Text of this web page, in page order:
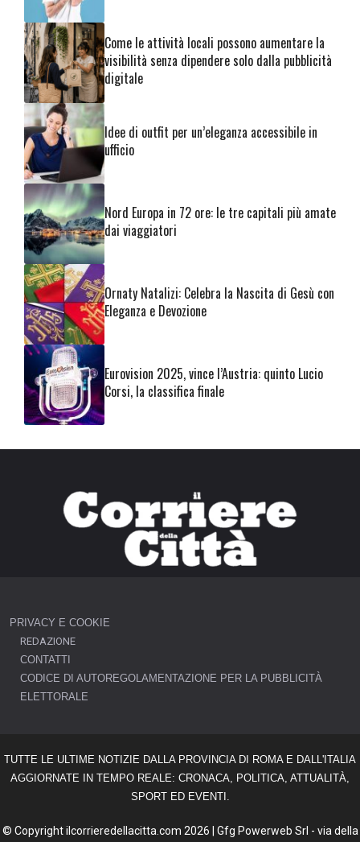
Come le attività locali possono aumentare la
visibilità senza dipendere solo dalla pubblicità
digitale
Idee di outfit per un’eleganza accessibile in
ufficio
Nord Europa in 72 ore: le tre capitali più amate
dai viaggiatori
Ornaty Natalizi: Celebra la Nascita di Gesù con
Eleganza e Devozione
Eurovision 2025, vince l’Austria: quinto Lucio
Corsi, la classifica finale
PRIVACY E COOKIE
REDAZIONE
CONTATTI
CODICE DI AUTOREGOLAMENTAZIONE PER LA PUBBLICITÀ
ELETTORALE
TUTTE LE ULTIME NOTIZIE DALLA PROVINCIA DI ROMA E DALL'ITALIA
AGGIORNATE IN TEMPO REALE: CRONACA, POLITICA, ATTUALITÀ,
SPORT ED EVENTI.
© Copyright ilcorrieredellacitta.com 2026 | Gfg Powerweb Srl - via della